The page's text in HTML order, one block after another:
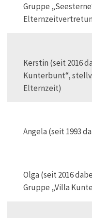
Gruppe
Kerstin (seit 2016
Kunterbunt“,
Elternzeit)
Angela (seit 1993
Olga (seit 2016
Gruppe „Villa